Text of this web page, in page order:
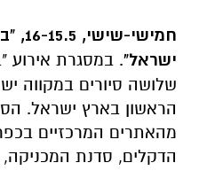
ישראל". במסגרת אירוע
שלושה סיורים במקווה
הראשון בארץ ישראל.
מהאתרים המרכזיים
הדקלים, סדנת המכניקה,